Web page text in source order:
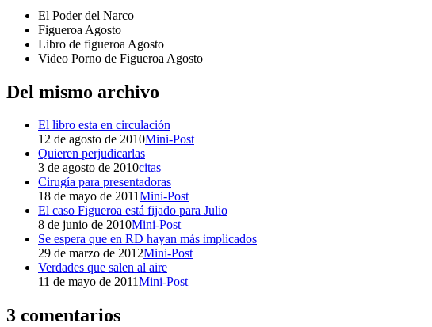
El Poder del Narco
Figueroa Agosto
Libro de figueroa Agosto
Video Porno de Figueroa Agosto
Del mismo archivo
El libro esta en circulación
12 de agosto de 2010Mini-Post
Quieren perjudicarlas
3 de agosto de 2010citas
Cirugía para presentadoras
18 de mayo de 2011Mini-Post
El caso Figueroa está fijado para Julio
8 de junio de 2010Mini-Post
Se espera que en RD hayan más implicados
29 de marzo de 2012Mini-Post
Verdades que salen al aire
11 de mayo de 2011Mini-Post
3 comentarios